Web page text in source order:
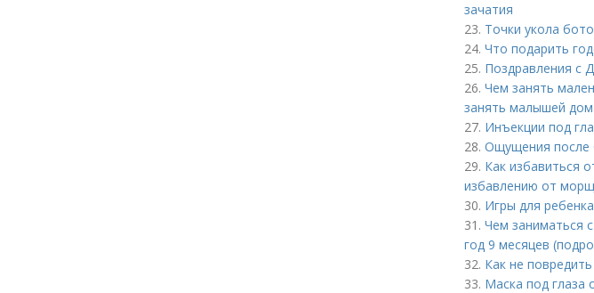
зачатия
23. Точки укола
24. Что подарить
25. Поздравления с
26. Чем занять
занять малышей
27. Инъекции под
28. Ощущения после
29. Как избавиться
избавлению от
30. Игры для
31. Чем заниматься
год 9 месяцев
32. Как не
33. Маска под глаза